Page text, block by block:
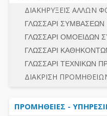
ΔΙΚΑΙΟΥΜΕΝΟΙ
ΠΡΟΣΦΟΡΕΣ –
ΔΙΕΞΑΓΩΓΗ
ΕΣΗΔΗΣ – ΚΗΜΔΗΣ
ΠΕΡΙΛΗΨΕΙΣ
ΣΥΝΟΛΟ
ΔΙΕΞΑΓΩΓΗ
ΔΙΑΔΙΚΑΣΙΕΣ ΑΝΑΘΕΣΗΣ
ΓΕΝΙΚΟΙ ΚΑΝΟΝΕΣ
ΠΡΟΕΤΟΙΜΑΣΙΑ -
ΛΟΓΟΙ ΑΠΟΚΛΕΙΣΜΟΥ-
ΠΡΟΣΦΟΡΕΣ -
ΕΚΤΕΛΕΣΗ ΕΡΓΩΝ -
ΔΙΑΚΗΡΥΞΕΙΣ ΑΛΛΩΝ
ΓΛΩΣΣΑΡΙ ΣΥΜΒΑΣΕΩΝ
ΓΛΩΣΣΑΡΙ ΟΜΟΕΙΔΩΝ
ΓΛΩΣΣΑΡΙ
ΓΛΩΣΣΑΡΙ ΤΕΧΝΙΚΩΝ
ΔΙΑΚΡΙΣΗ
ΠΡΟΜΗΘΕΙΕΣ -